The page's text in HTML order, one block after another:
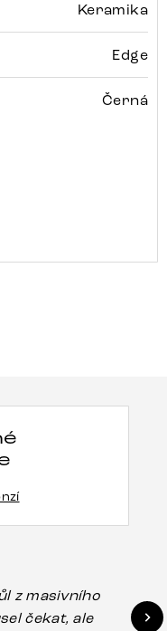
Keramika
Edge
Černá
z masivního
čekat, ale